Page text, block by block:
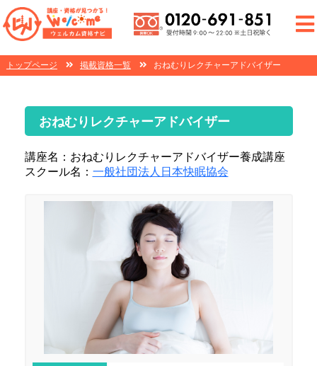
トップページ 掲載資格一覧 おねむりレクチャーアドバイザー
おねむりレクチャーアドバイザー
講座名：おねむりレクチャーアドバイザー養成講座
スクール名： 一般社団法人日本快眠協会